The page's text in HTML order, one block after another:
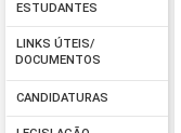
ESTUDANTES
LINKS ÚTEIS/
DOCUMENTOS
CANDIDATURAS